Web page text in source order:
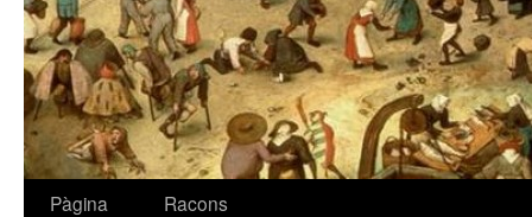
Vés
Pàgina
Racons